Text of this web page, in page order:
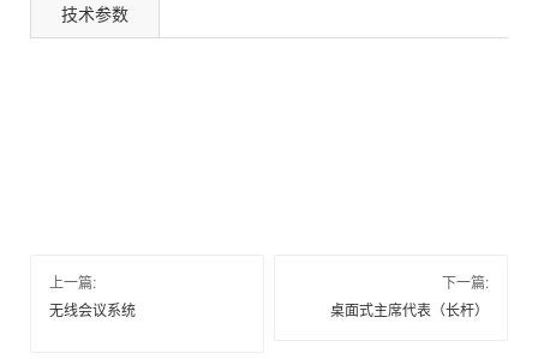
技术参数
上一篇:
无线会议系统
下一篇:
桌面式主席代表（长杆）